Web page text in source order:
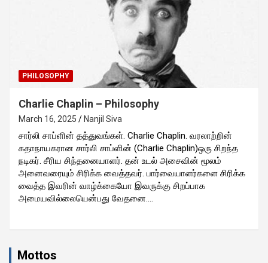
PHILOSOPHY
Charlie Chaplin – Philosophy
March 16, 2025 Nanjil Siva
சார்லி சாப்ளின் தத்துவங்கள். Charlie Chaplin. வரலாற்றின்
கதாநாயகரான சார்லி சாப்ளின் (Charlie Chaplin)ஒரு சிறந்த
நடிகர். சீரிய சிந்தனையாளர். தன் உடல் அசைவின் மூலம்
அனைவரையும் சிரிக்க வைத்தவர். பார்வையாளர்களை சிரிக்க
வைத்த இவரின் வாழ்க்கையோ இவருக்கு சிறப்பாக
அமையவில்லையென்பது வேதனை.…
Mottos